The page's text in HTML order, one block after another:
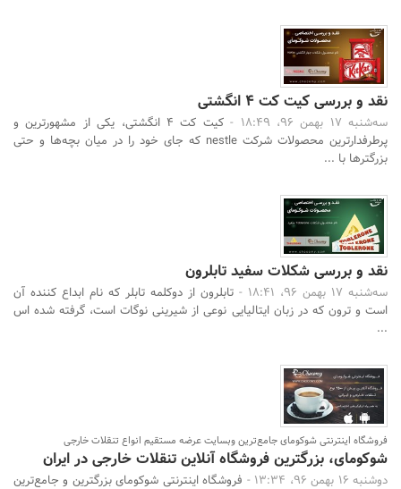
نقد و بررسی کیت کت 4 انگشتی
سه‌شنبه 17 بهمن 96، 18:49 -
کیت کت 4 انگشتی، یکی از مشهورترین و
پرطرفدارترین محصولات شرکت nestle که جای خود را در میان بچه‌ها و حتی
بزرگتر‌ها با ...
نقد و بررسی شکلات سفید تابلرون
سه‌شنبه 17 بهمن 96، 18:41 -
تابلرون از دوکلمه تابلر که نام ابداع کننده آن
است و ترون که در زبان ایتالیایی نوعی از شیرینی نوگات است، گرفته شده اس
...
فروشگاه اینترنتی شوکومای جامع‌ترین وبسایت عرضه مستقیم انواع تنقلات خارجی
شوکومای، بزرگترین فروشگاه آنلاین تنقلات خارجی در ایران
دوشنبه 16 بهمن 96، 13:34 -
فروشگاه اینترنتی شوکومای بزرگترین و جامع‌ترین